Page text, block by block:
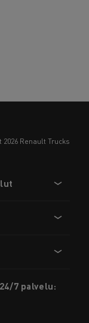
2026 Renault Trucks
7 palvelu: